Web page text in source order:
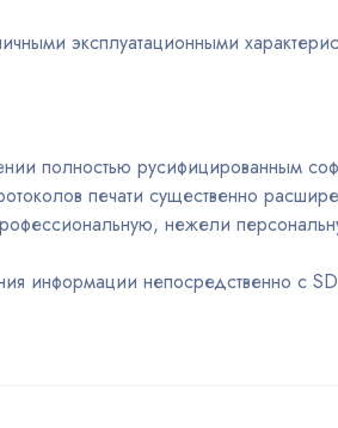
эксплуатационными
полностью русифицированным
печати существенно
нежели
информации непосредственно с